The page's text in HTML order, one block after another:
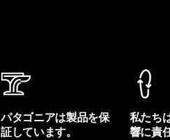
パタゴニアは製品を保
証しています。
私たち
響に責